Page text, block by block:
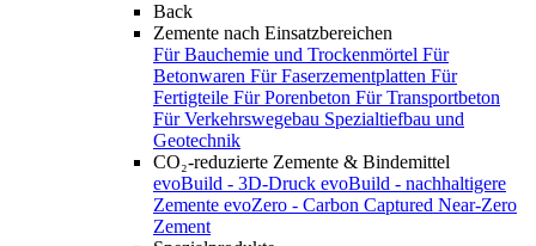
Back
Zemente nach Einsatzbereichen
Für Bauchemie und Trockenmörtel Für
Betonwaren Für Faserzementplatten Für
Fertigteile Für Porenbeton Für Transportbeton
Für Verkehrswegebau Spezialtiefbau und
Geotechnik
CO₂-reduzierte Zemente & Bindemittel
evoBuild - 3D-Druck evoBuild - nachhaltigere
Zemente evoZero - Carbon Captured Near-Zero
Zement